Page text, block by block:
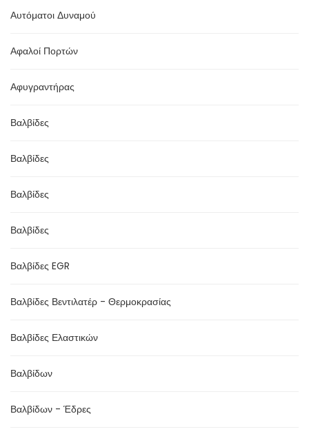
Αυτόματοι Δυναμού
Αφαλοί Πορτών
Αφυγραντήρας
Βαλβίδες
Βαλβίδες
Βαλβίδες
Βαλβίδες
Βαλβίδες EGR
Βαλβίδες Βεντιλατέρ - Θερμοκρασίας
Βαλβίδες Ελαστικών
Βαλβίδων
Βαλβίδων - Έδρες